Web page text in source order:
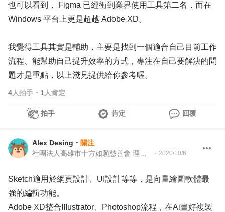
也可以看到， Figma 已經衝到業界使用工具第二名，而在
Windows 平台上更是超越 Adobe XD。
我覺得工具其實是輔助，主要是找到一個適合自己目前工作
流程、能幫助自己提升效率的方式，專注在自己要解決的問
題才是重點，以上淺見提供給你參考喔。
4人拍手 ・ 1 人肯定
拍手 肯定 回覆
Alex Desing ・ 關注
・ 2020/10/6
Sketch適用於網頁設計、UI設計等等，是向量繪圖軟體最
強的編輯功能。
Adobe XD整合IIIustrator、Photoshop流程，在Ai畫好複製